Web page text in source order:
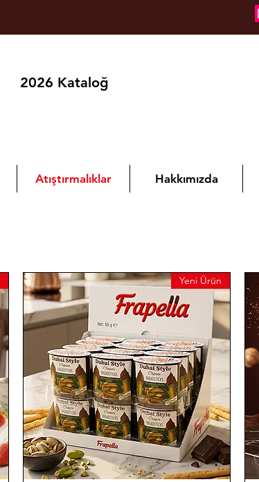
2026 Kataloğ
Atıştırmalıklar Hakkımızda
Yeni Ürün